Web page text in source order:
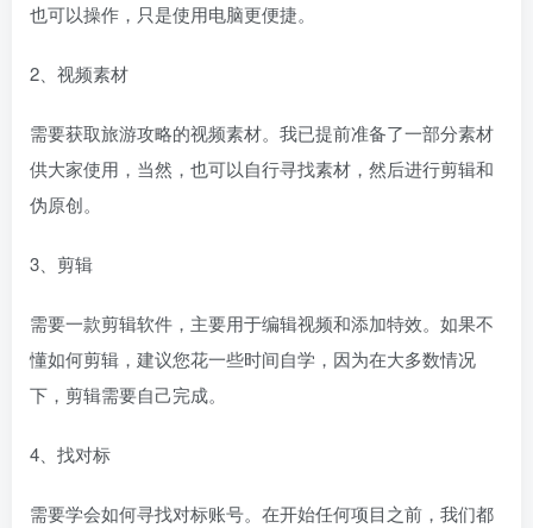
也可以操作，只是使用电脑更便捷。
2、视频素材
需要获取旅游攻略的视频素材。我已提前准备了一部分素材
供大家使用，当然，也可以自行寻找素材，然后进行剪辑和
伪原创。
3、剪辑
需要一款剪辑软件，主要用于编辑视频和添加特效。如果不
懂如何剪辑，建议您花一些时间自学，因为在大多数情况
下，剪辑需要自己完成。
4、找对标
需要学会如何寻找对标账号。在开始任何项目之前，我们都